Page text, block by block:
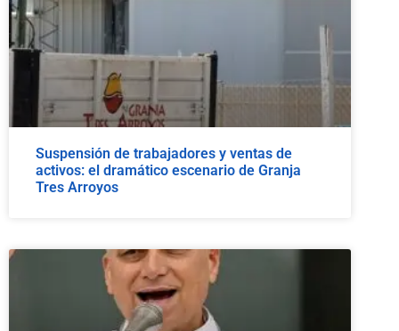
Suspensión de trabajadores y ventas de
activos: el dramático escenario de Granja
Tres Arroyos